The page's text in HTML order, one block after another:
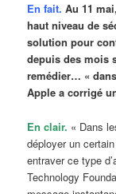
En fait. Au 11
haut niveau de
solution pour
depuis des mois
remédier… «
Apple a corrigé
En clair. « Dans
déployer un
entraver ce type
Technology